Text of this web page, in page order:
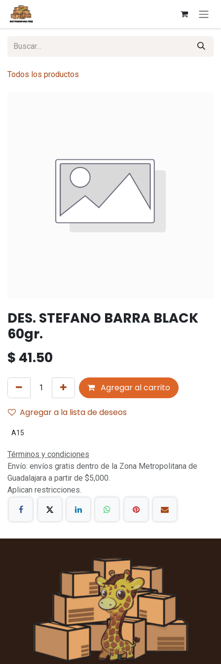
Ir al contenido
Todos los productos
DES. STEFANO BARRA BLACK
60gr.
$ 41.50
Agregar al carrito
Agregar a la lista de deseos
A15
Términos y condiciones
Envío: envíos gratis dentro de la Zona Metropolitana de
Guadalajara a partir de $5,000.
Aplican restricciones.